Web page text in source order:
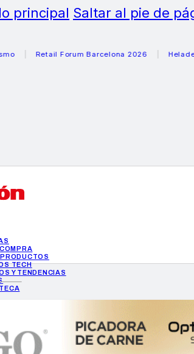
principal Saltar al pie de
Retail Forum Barcelona 2026 Heladeras
TECH
Y TENDENCIAS